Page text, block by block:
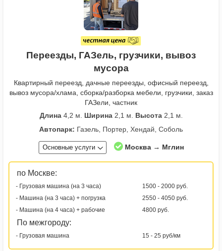
Переезды, ГАЗель, грузчики, вывоз
мусора
Квартирный переезд, дачные переезды, офисный переезд,
вывоз мусора/хлама, сборка/разборка мебели, грузчики, заказ
ГАЗели, частник
Длина4,2 м. Ширина2,1 м. Высота2,1 м.
Автопарк: Газель, Портер, Хендай, Соболь
Основные услуги Москва → Мглин
по Москве:
- Грузовая машина (на 3 часа)
1500 - 2000 руб.
- Машина (на 3 часа) + погрузка
2550 - 4050 руб.
- Машина (на 4 часа) + рабочие
4800 руб.
По межгороду:
- Грузовая машина 15 - 25 руб/км